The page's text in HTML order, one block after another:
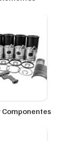
Componentes